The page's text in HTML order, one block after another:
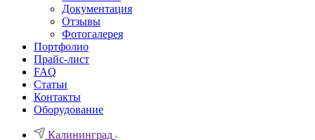
Документация
Отзывы
Фотогалерея
Портфолио
Прайс-лист
FAQ
Статьи
Контакты
Оборудование
Калининград